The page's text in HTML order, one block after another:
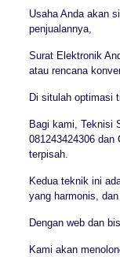
Usaha Anda akan
penjualannya,
Surat Elektronik
atau rencana
Di situlah optimasi
Bagi kami, Teknisi
081243424306
terpisah.
Kedua teknik ini
yang harmonis,
Dengan web dan
Kami akan